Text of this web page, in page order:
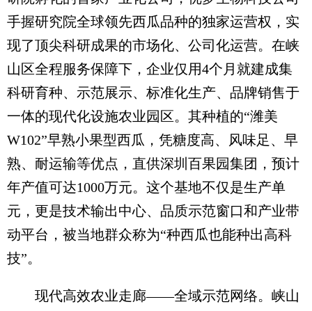
手握研究院全球领先西瓜品种的独家运营权，实
现了顶尖科研成果的市场化、公司化运营。在峡
山区全程服务保障下，企业仅用4个月就建成集
科研育种、示范展示、标准化生产、品牌销售于
一体的现代化设施农业园区。其种植的“潍美
W102”早熟小果型西瓜，凭糖度高、风味足、早
熟、耐运输等优点，直供深圳百果园集团，预计
年产值可达1000万元。这个基地不仅是生产单
元，更是技术输出中心、品质示范窗口和产业带
动平台，被当地群众称为“种西瓜也能种出高科
技”。
现代高效农业走廊——全域示范网络。峡山